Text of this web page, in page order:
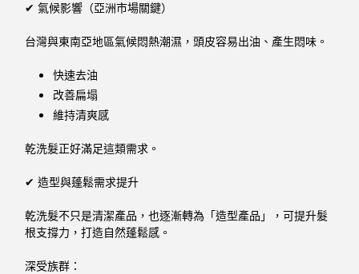
✔ 氣候影響（亞洲市場關鍵）
台灣與東南亞地區氣候悶熱潮濕，頭皮容易出油、產生悶味。
快速去油
改善扁塌
維持清爽感
乾洗髮正好滿足這類需求。
✔ 造型與蓬鬆需求提升
乾洗髮不只是清潔產品，也逐漸轉為「造型產品」，可提升髮
根支撐力，打造自然蓬鬆感。
深受族群：